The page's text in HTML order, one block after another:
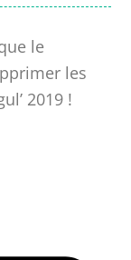
le
les
2019 !